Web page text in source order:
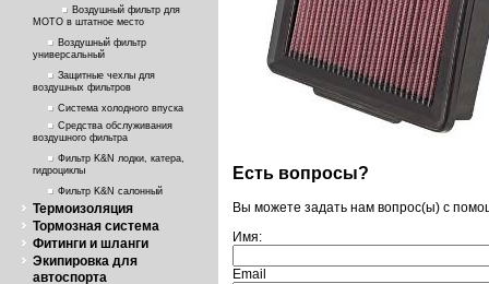
Воздушный фильтр для
МОТО в штатное место
Воздушный фильтр
универсальный
Защитные чехлы для
воздушных фильтров
Система холодного впуска
Средства обслуживания
воздушного фильтра
Фильтр K&N лодки, катера,
гидроциклы
Фильтр K&N салонный
Термоизоляция
Тормозная система
Фитинги и шланги
Экипировка для
автоспорта
Есть вопросы?
Вы можете задать нам вопрос(ы) с
Имя:
Email